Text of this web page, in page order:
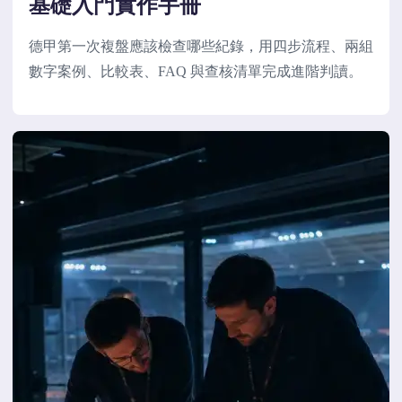
基礎入門實作手冊
德甲第一次複盤應該檢查哪些紀錄，用四步流程、兩組
數字案例、比較表、FAQ 與查核清單完成進階判讀。